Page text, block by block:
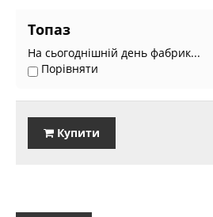
Топаз
На сьогоднішній день фабрик...
Порівняти
Купити